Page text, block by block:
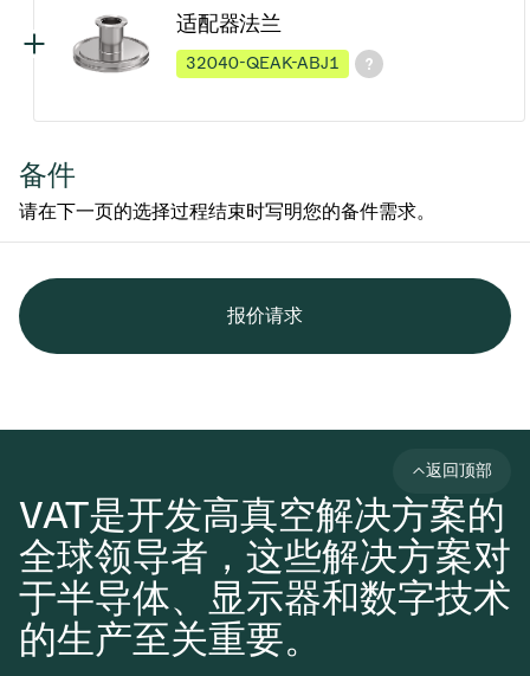
适配器法兰
32040-QEAK-ABJ1
备件
请在下一页的选择过程结束时写明您的备件需求。
报价请求
VAT是开发高真空解决方案的
全球领导者，这些解决方案对
于半导体、显示器和数字技术
的生产至关重要。
返回顶部